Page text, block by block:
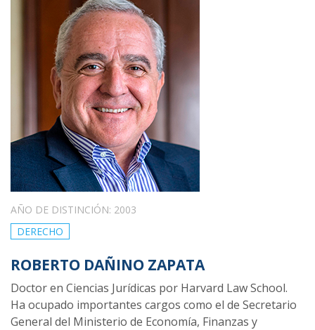
AÑO DE DISTINCIÓN: 2003
DERECHO
ROBERTO DAÑINO ZAPATA
Doctor en Ciencias Jurídicas por Harvard Law School.
Ha ocupado importantes cargos como el de Secretario
General del Ministerio de Economía, Finanzas y